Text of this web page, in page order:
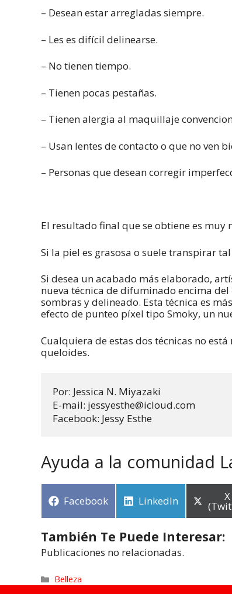
– Desean estar arregladas siempre.
– Les es difícil delinearse.
– No tienen tiempo.
– Tienen pocas pestañas.
– Tienen alergia al maquillaje
– Usan lentes de contacto o que no ven
– Personas que desean corregir
El resultado final que se obtiene es muy
Si la piel es grasosa o suele transpirar
Si desea un acabado más elaborado,
nueva técnica de difuminado encima
sombras y delineado. Esta técnica es
efecto de punteo píxel tipo Smoky, un
Cualquiera de estas dos técnicas no
queloides.
Por: Jessica N. Miyazaki
E-mail: jessyesthe@icloud.com
Facebook: Jessy Esthe
Ayuda a la comunidad
Facebook LinkedIn X
También Te Puede Interesar:
Publicaciones no relacionadas.
Belleza